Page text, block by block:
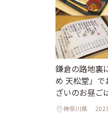
鎌倉の路地裏
め 天松堂」
ざいのお昼ご
神奈川県